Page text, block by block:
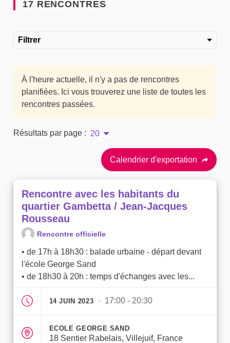
17 RENCONTRES
Filtrer
À l'heure actuelle, il n'y a pas de rencontres
planifiées. Ici vous trouverez une liste de toutes les
rencontres passées.
Résultats par page : 20
Calendrier d'exportation
Rencontre avec les habitants du
quartier Gambetta / Jean-Jacques
Rousseau
Rencontre officielle
• de 17h à 18h30 : balade urbaine - départ devant
l'école George Sand
• de 18h30 à 20h : temps d'échanges avec les...
14 JUIN 2023 · 17:00 - 20:30
ECOLE GEORGE SAND
18 Sentier Rabelais, Villejuif, France